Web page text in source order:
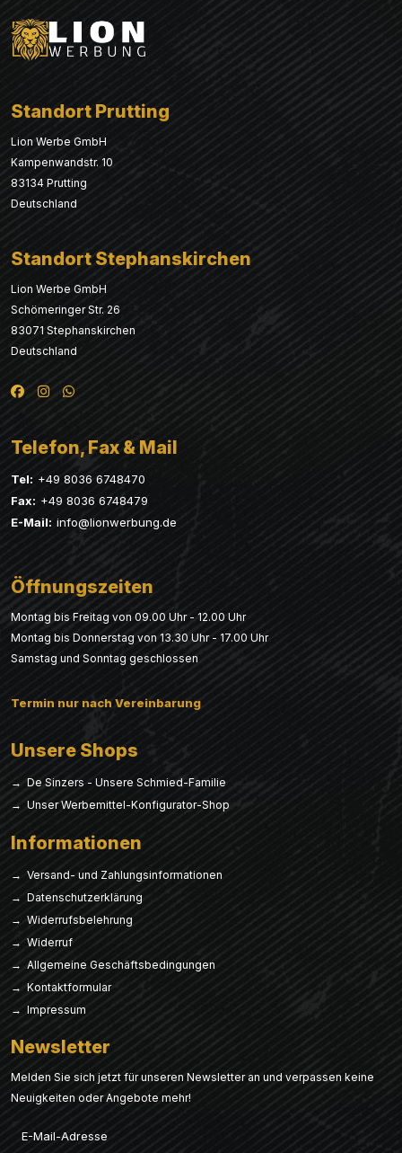
Standort Prutting
Lion Werbe GmbH
Kampenwandstr. 10
83134 Prutting
Deutschland
Standort Stephanskirchen
Lion Werbe GmbH
Schömeringer Str. 26
83071 Stephanskirchen
Deutschland
Telefon, Fax & Mail
Tel: +49 8036 6748470
Fax: +49 8036 6748479
E-Mail: info@lionwerbung.de
Öffnungszeiten
Montag bis Freitag von 09.00 Uhr - 12.00 Uhr
Montag bis Donnerstag von 13.30 Uhr - 17.00 Uhr
Samstag und Sonntag geschlossen
Termin nur nach Vereinbarung
Unsere Shops
→ De Sinzers - Unsere Schmied-Familie
→ Unser Werbemittel-Konfigurator-Shop
Informationen
→ Versand- und Zahlungsinformationen
→ Datenschutzerklärung
→ Widerrufsbelehrung
→ Widerruf
→ Allgemeine Geschäftsbedingungen
→ Kontaktformular
→ Impressum
Newsletter
Melden Sie sich jetzt für unseren Newsletter an und verpassen keine
Neuigkeiten oder Angebote mehr!